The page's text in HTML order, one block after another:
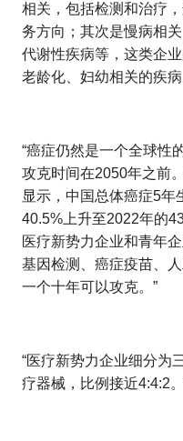
相关，包括检测和治疗
务方向；其次是慢病相
代谢性疾病等，这类企
老龄化、妇幼相关的疾病
“癌症仍然是一个全球性
攻克时间在2050年之前
显示，中国总体癌症5年
40.5%上升至2022年的
医疗新势力企业和青年
基因检测、癌症疫苗、
一个十年可以攻克。”
“医疗新势力企业细分为
疗器械，比例接近4:4:2